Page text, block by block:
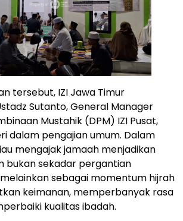
tersebut, IZI Jawa Timur
Sutanto, General Manager
Mustahik (DPM) IZI Pusat,
dalam pengajian umum. Dalam
mengajak jamaah menjadikan
bukan sekadar pergantian
sebagai momentum hijrah
keimanan, memperbanyak rasa
kualitas ibadah.